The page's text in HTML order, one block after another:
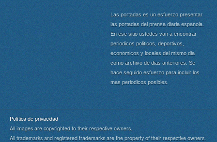
Las portadas es un esfuerzo presentar
las portadas del prensa diaria espanola.
En ese sitio ustedes van a encontrar
periodicos politicos, deportivos,
economicos y locales del mismo dia
como archivo de dias anteriores. Se
hace seguido esfuerzo para incluir los
mas periodicos posibles.
Política de privacidad
All images are copyrighted to their respective owners.
All trademarks and registered trademarks are the property of their respective owners.